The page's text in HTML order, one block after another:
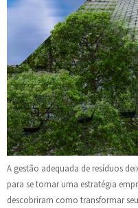
A gestão adequada de resíduos
para se tornar uma estratégia
descobriram como transformar